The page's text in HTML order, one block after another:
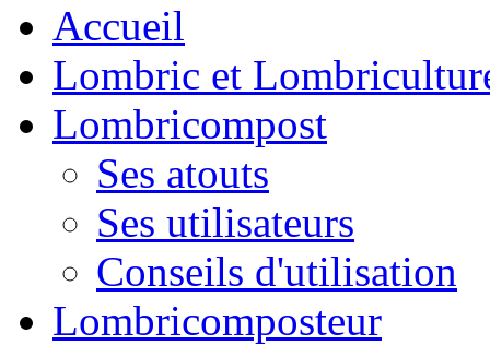
Accueil
Lombric et
Lombricompost
Ses atouts
Ses utilisateurs
Conseils d'utilisation
Lombricomposteur